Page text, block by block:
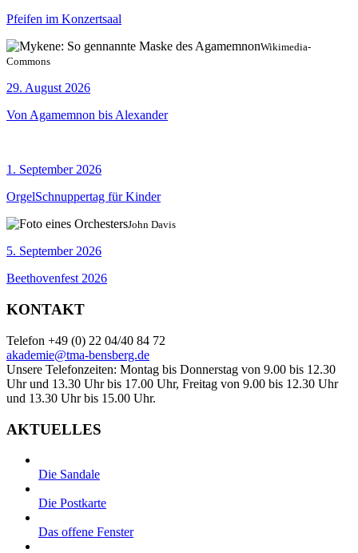
Pfeifen im Konzertsaal
Wikimedia-
Commons
29. August 2026
Von Agamemnon bis Alexander
1. September 2026
OrgelSchnuppertag für Kinder
John Davis
5. September 2026
Beethovenfest 2026
KONTAKT
Telefon +49 (0) 22 04/40 84 72
akademie@tma-bensberg.de
Unsere Telefonzeiten: Montag bis Donnerstag von 9.00 bis 12.30
Uhr und 13.30 Uhr bis 17.00 Uhr, Freitag von 9.00 bis 12.30 Uhr
und 13.30 Uhr bis 15.00 Uhr.
AKTUELLES
Die Sandale
Die Postkarte
Das offene Fenster